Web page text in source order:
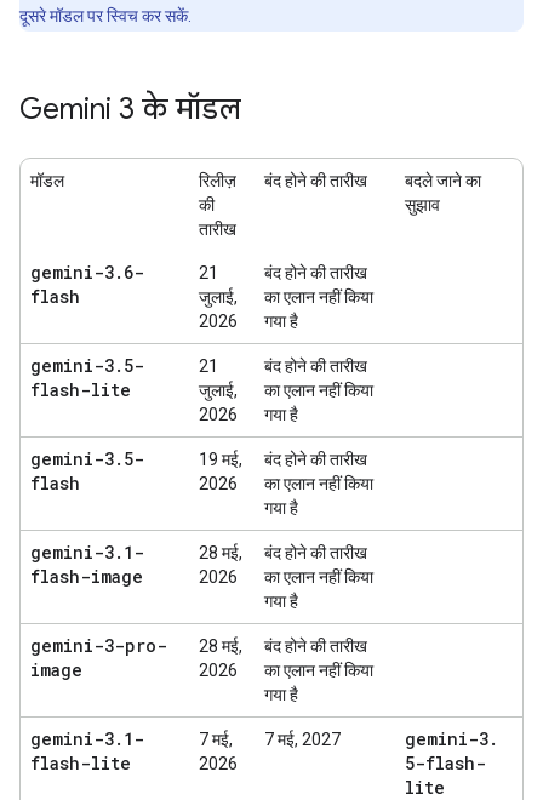
दूसरे मॉडल पर स्विच कर सकें.
Gemini 3 के मॉडल
मॉडल
रिलीज़
की
तारीख
बंद होने की तारीख
बदले जाने का
सुझाव
gemini-3. 6-
flash
21
जुलाई,
2026
बंद होने की तारीख
का एलान नहीं किया
गया है
gemini-3. 5-
flash-lite
21
जुलाई,
2026
बंद होने की तारीख
का एलान नहीं किया
गया है
gemini-3. 5-
flash
19 मई,
2026
बंद होने की तारीख
का एलान नहीं किया
गया है
gemini-3. 1-
flash-image
28 मई,
2026
बंद होने की तारीख
का एलान नहीं किया
गया है
gemini-3-pro-
image
28 मई,
2026
बंद होने की तारीख
का एलान नहीं किया
गया है
gemini-3. 1-
flash-lite
7 मई,
2026
7 मई, 2027 gemini-3.
5-flash-
lite